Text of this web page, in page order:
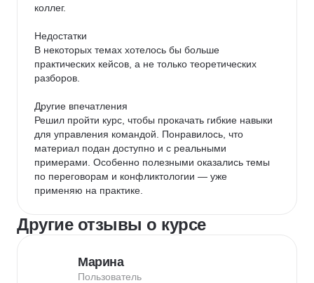
коллег.
Недостатки
В некоторых темах хотелось бы больше
практических кейсов, а не только теоретических
разборов.
Другие впечатления
Решил пройти курс, чтобы прокачать гибкие навыки
для управления командой. Понравилось, что
материал подан доступно и с реальными
примерами. Особенно полезными оказались темы
по переговорам и конфликтологии — уже
применяю на практике.
Другие отзывы о курсе
Марина
Пользователь